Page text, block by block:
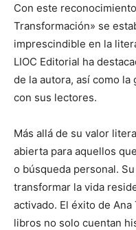
Con este
Transformación» se
imprescindible en la
LIOC Editorial ha
de la autora, así como
con sus lectores.
Más allá de su valor
abierta para aquellos
o búsqueda personal.
transformar la vida
activado. El éxito de
libros no solo cuentan